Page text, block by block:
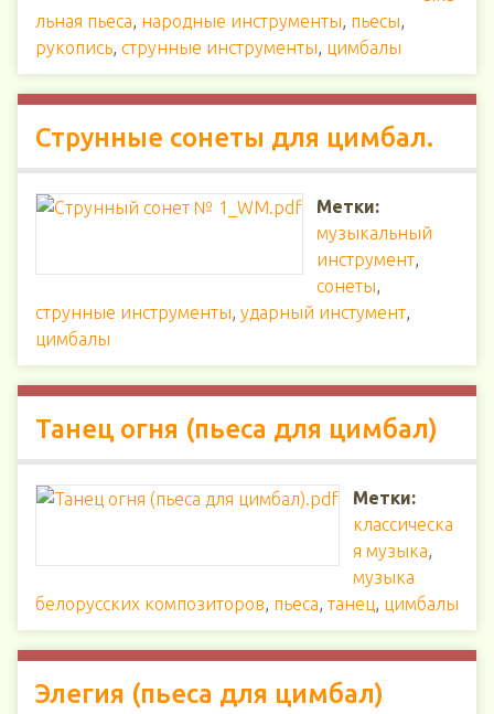
льная пьеса, народные инструменты, пьесы,
рукопись, струнные инструменты, цимбалы
Струнные сонеты для цимбал.
Метки:
музыкальный
инструмент,
сонеты,
струнные инструменты, ударный инстумент,
цимбалы
Танец огня (пьеса для цимбал)
Метки:
классическа
я музыка,
музыка
белорусских композиторов, пьеса, танец, цимбалы
Элегия (пьеса для цимбал)